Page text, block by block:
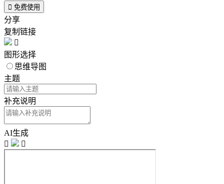
 免费使用
分享
复制链接

图形选择
思维导图
主题
补充说明
AI生成

